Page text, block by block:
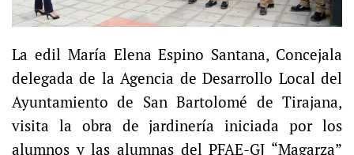
La edil María Elena Espino Santana, Concejala
delegada de la Agencia de Desarrollo Local del
Ayuntamiento de San Bartolomé de Tirajana,
visita la obra de jardinería iniciada por los
alumnos y las alumnas del PFAE-GJ “Magarza”